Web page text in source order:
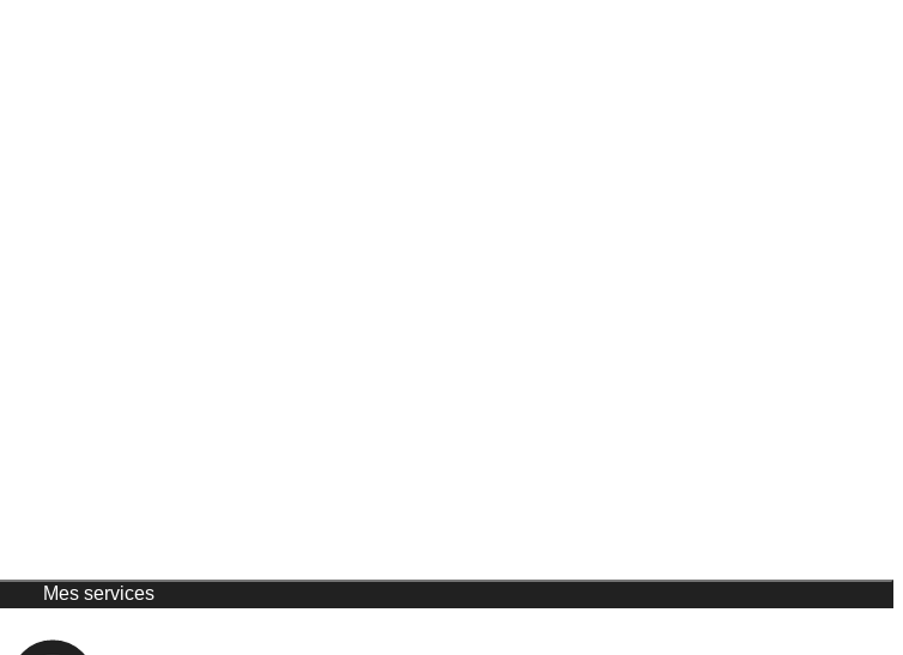
Mes services